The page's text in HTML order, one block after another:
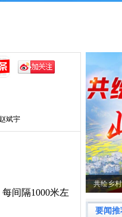
斌宇
间隔1000米左